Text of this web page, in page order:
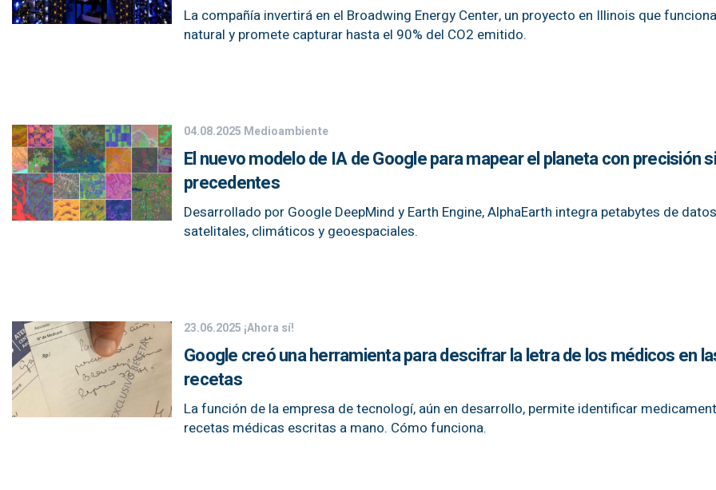
La compañía invertirá en el Broadwing Energy Center, un proyecto en Illinois que
natural y promete capturar hasta el 90% del CO2 emitido.
04.08.2025 Medioambiente
El nuevo modelo de IA de Google para mapear el planeta con precisión
precedentes
Desarrollado por Google DeepMind y Earth Engine, AlphaEarth integra petabytes de datos
satelitales, climáticos y geoespaciales.
23.06.2025 ¡Ahora sí!
Google creó una herramienta para descifrar la letra de los médicos en
recetas
La función de la empresa de tecnologí, aún en desarrollo, permite identificar
recetas médicas escritas a mano. Cómo funciona.